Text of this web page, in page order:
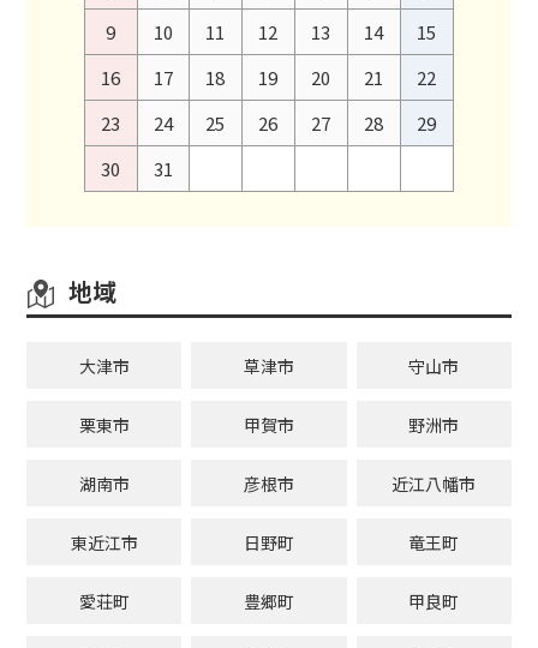
9
10 11 12 13 14
15
16
17 18 19 20 21
22
23
24 25 26 27 28
29
30
31
地域
大津市 草津市 守山市
栗東市 甲賀市 野洲市
湖南市 彦根市 近江八幡市
東近江市 日野町 竜王町
愛荘町 豊郷町 甲良町